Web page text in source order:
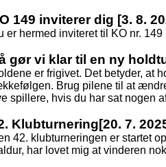
149 inviterer dig [3. 8.
er hermed inviteret til KO nr.
gør vi klar til en ny
er frigivet. Det betyder, at
Brug pilene til at
spillere, hvis du har sat nogen
Klubturnering[20. 7.
42. klubturneringen er startet
har lovet mig at vinderen